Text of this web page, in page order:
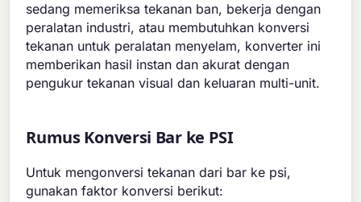
sedang memeriksa tekanan ban, bekerja dengan
peralatan industri, atau membutuhkan konversi
tekanan untuk peralatan menyelam, konverter ini
memberikan hasil instan dan akurat dengan
pengukur tekanan visual dan keluaran multi-unit.
Rumus Konversi Bar ke PSI
Untuk mengonversi tekanan dari bar ke psi,
gunakan faktor konversi berikut: